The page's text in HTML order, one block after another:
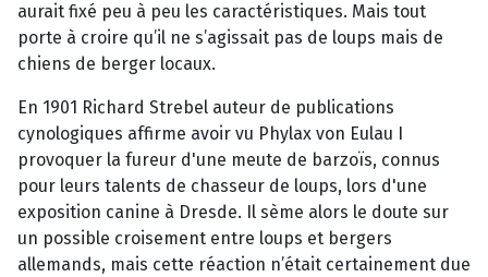
aurait fixé peu à peu les caractéristiques. Mais tout
porte à croire qu’il ne s’agissait pas de loups mais de
chiens de berger locaux.
En 1901 Richard Strebel auteur de publications
cynologiques affirme avoir vu Phylax von Eulau I
provoquer la fureur d'une meute de barzoïs, connus
pour leurs talents de chasseur de loups, lors d'une
exposition canine à Dresde. Il sème alors le doute sur
un possible croisement entre loups et bergers
allemands, mais cette réaction n’était certainement due